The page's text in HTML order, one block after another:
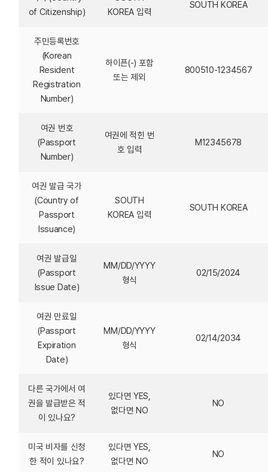
of Citizenship)
KOREA 입력
SOUTH KOREA
주민등록번호
(Korean
Resident
Registration
Number)
하이픈(-) 포함
또는 제외
800510-1234567
여권 번호
(Passport
Number)
여권에 적힌 번
호 입력
M12345678
여권 발급 국가
(Country of
Passport
Issuance)
SOUTH
KOREA 입력
SOUTH KOREA
여권 발급일
(Passport
Issue Date)
MM/DD/YYYY
형식
02/15/2024
여권 만료일
(Passport
Expiration
Date)
MM/DD/YYYY
형식
02/14/2034
다른 국가에서 여
권을 발급받은 적
이 있나요?
있다면 YES,
없다면 NO
NO
미국 비자를 신청
한 적이 있나요?
있다면 YES,
없다면 NO
NO